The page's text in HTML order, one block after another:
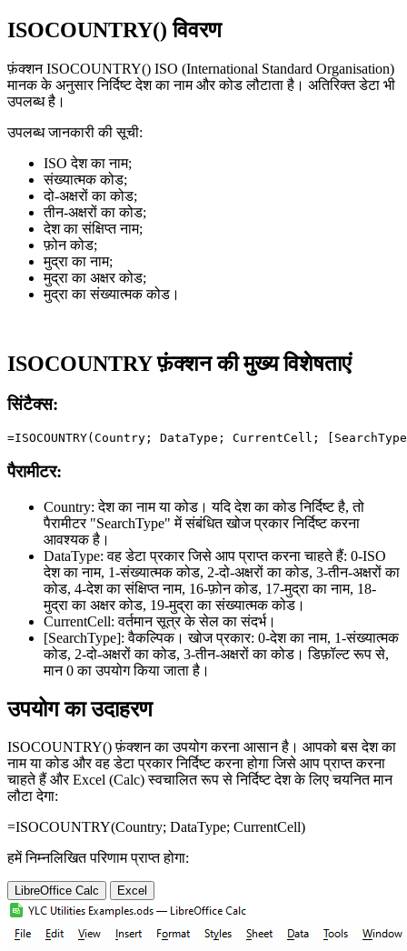
ISOCOUNTRY() विवरण
फ़ंक्शन ISOCOUNTRY() ISO (International Standard Organisation)
मानक के अनुसार निर्दिष्ट देश का नाम और कोड लौटाता है। अतिरिक्त डेटा भी
उपलब्ध है।
उपलब्ध जानकारी की सूची:
ISO देश का नाम;
संख्यात्मक कोड;
दो-अक्षरों का कोड;
तीन-अक्षरों का कोड;
देश का संक्षिप्त नाम;
फ़ोन कोड;
मुद्रा का नाम;
मुद्रा का अक्षर कोड;
मुद्रा का संख्यात्मक कोड।
ISOCOUNTRY फ़ंक्शन की मुख्य विशेषताएं
सिंटैक्स:
पैरामीटर:
Country: देश का नाम या कोड। यदि देश का कोड निर्दिष्ट है, तो
पैरामीटर "SearchType" में संबंधित खोज प्रकार निर्दिष्ट करना
आवश्यक है।
DataType: वह डेटा प्रकार जिसे आप प्राप्त करना चाहते हैं: 0-ISO
देश का नाम, 1-संख्यात्मक कोड, 2-दो-अक्षरों का कोड, 3-तीन-अक्षरों का
कोड, 4-देश का संक्षिप्त नाम, 16-फ़ोन कोड, 17-मुद्रा का नाम, 18-
मुद्रा का अक्षर कोड, 19-मुद्रा का संख्यात्मक कोड।
CurrentCell: वर्तमान सूत्र के सेल का संदर्भ।
[SearchType]: वैकल्पिक। खोज प्रकार: 0-देश का नाम, 1-संख्यात्मक
कोड, 2-दो-अक्षरों का कोड, 3-तीन-अक्षरों का कोड। डिफ़ॉल्ट रूप से,
मान 0 का उपयोग किया जाता है।
उपयोग का उदाहरण
ISOCOUNTRY() फ़ंक्शन का उपयोग करना आसान है। आपको बस देश का
नाम या कोड और वह डेटा प्रकार निर्दिष्ट करना होगा जिसे आप प्राप्त करना
चाहते हैं और Excel (Calc) स्वचालित रूप से निर्दिष्ट देश के लिए चयनित मान
लौटा देगा:
=ISOCOUNTRY(Country; DataType; CurrentCell)
हमें निम्नलिखित परिणाम प्राप्त होगा:
LibreOffice Calc Excel